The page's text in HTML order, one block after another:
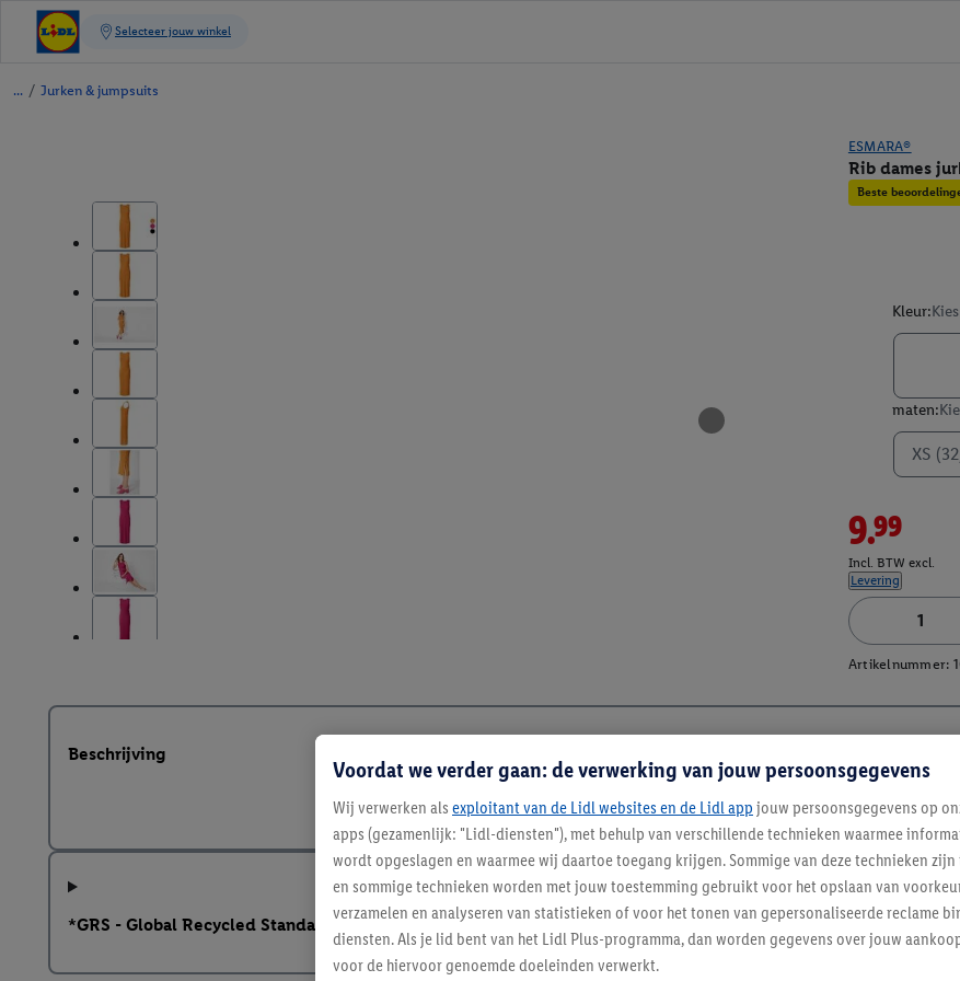
/ Jurken & jumpsuits
ESMARA®
Rib dames
Beste
Kleur:
maten:
XS
9.99
Incl. BTW excl.
Levering
Artikelnummer:
Beschrijving
*GRS - Global Recycled Standard
Voordat we verder gaan: de verwerking van jouw persoonsgegevens
Wij verwerken als exploitant van de Lidl websites en de Lidl app jouw persoonsgegevens op
apps (gezamenlijk: "Lidl-diensten"), met behulp van verschillende technieken waarmee
wordt opgeslagen en waarmee wij daartoe toegang krijgen. Sommige van deze technieken
en sommige technieken worden met jouw toestemming gebruikt voor het opslaan van
verzamelen en analyseren van statistieken of voor het tonen van gepersonaliseerde reclame
diensten. Als je lid bent van het Lidl Plus-programma, dan worden gegevens over jouw
voor de hiervoor genoemde doeleinden verwerkt.